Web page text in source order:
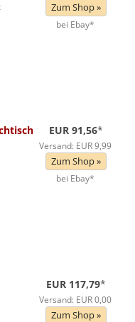
Zum Shop »
bei Ebay*
EUR 91,56*
Versand: EUR 9,99
Zum Shop »
bei Ebay*
EUR 117,79*
Versand: EUR 0,00
Zum Shop »